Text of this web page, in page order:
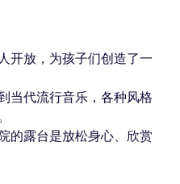
开放，为孩子们创造了一
当代流行音乐，各种风格
的露台是放松身心、欣赏